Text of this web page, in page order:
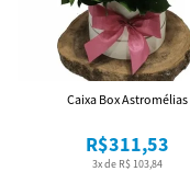
3x de R$ 103,84
R$311,53
Caixa Box Astromélias